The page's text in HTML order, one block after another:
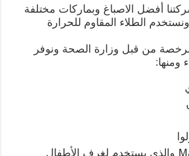
أفضل الاصباغ وبماركات مختلفة
الطلاء المقاوم للحرارة
من قبل وزارة الصحة ونوفر
ومنها:
Matte enamel والذي يستخدم لغرف الأطفال